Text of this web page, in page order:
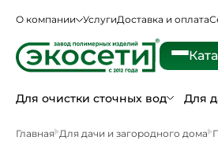
О компании УслугиДоставка и оплата
Для очистки сточных вод Для
Главная Для дачи и загородного дома